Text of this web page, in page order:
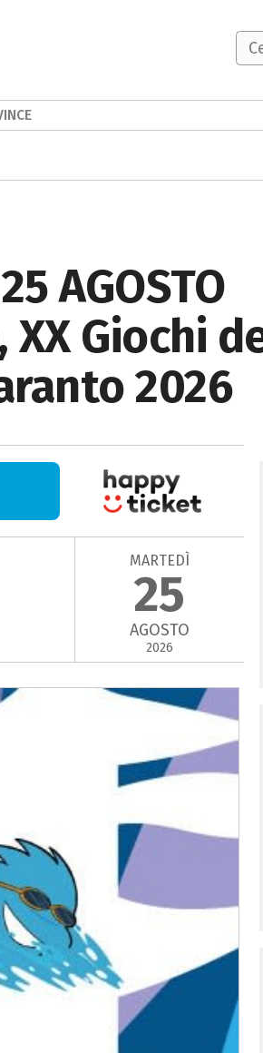
AGOSTO
XX Giochi
2026
MARTEDÌ
25
AGOSTO
2026